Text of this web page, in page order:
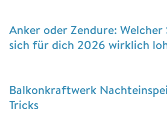
Anker oder Zendure:
sich für dich 2026 wirklich
Balkonkraftwerk
Tricks